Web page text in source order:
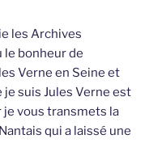
les Archives
le bonheur de
Verne en Seine et
je suis Jules Verne est
je vous transmets la
qui a laissé une